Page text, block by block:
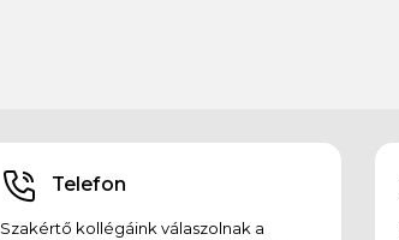
Telefon
Szakértő kollégáink válaszolnak a